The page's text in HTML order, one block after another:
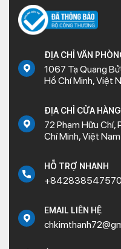
ĐỊA CHỈ VĂN
1067 Tạ Quang
Hồ Chí Minh, Việt
ĐỊA CHỈ CỬA HÀNG
72 Phạm Hữu Chí,
Chí Minh, Việt Nam
HỖ TRỢ NHANH
+842838547570
EMAIL LIÊN HỆ